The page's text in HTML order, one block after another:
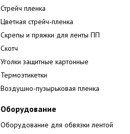
Стрейч пленка
Цветная стрейч-пленка
Скрепы и пряжки для ленты ПП
Скотч
Уголки защитные картонные
Термоэтикетки
Воздушно-пузырьковая пленка
Оборудование
Оборудование для обвязки лентой